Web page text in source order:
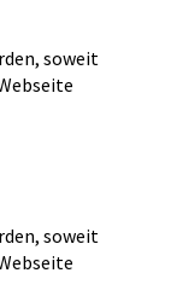
soweit
soweit